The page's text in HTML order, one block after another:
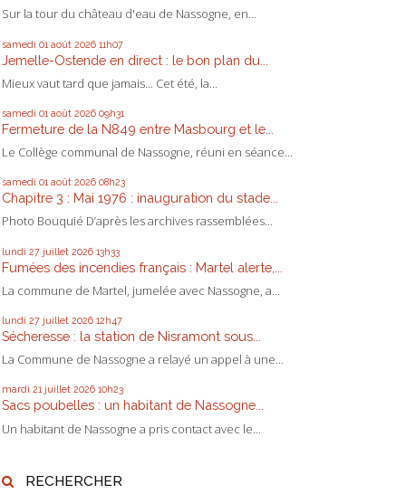
Sur la tour du château d'eau de Nassogne, en...
samedi 01 août 2026 11h07
Jemelle-Ostende en direct : le bon plan du...
Mieux vaut tard que jamais... Cet été, la...
samedi 01 août 2026 09h31
Fermeture de la N849 entre Masbourg et le...
Le Collège communal de Nassogne, réuni en séance...
samedi 01 août 2026 08h23
Chapitre 3 : Mai 1976 : inauguration du stade...
Photo Bouquié D’après les archives rassemblées...
lundi 27 juillet 2026 13h33
Fumées des incendies français : Martel alerte,...
La commune de Martel, jumelée avec Nassogne, a...
lundi 27 juillet 2026 12h47
Sécheresse : la station de Nisramont sous...
La Commune de Nassogne a relayé un appel à une...
mardi 21 juillet 2026 10h23
Sacs poubelles : un habitant de Nassogne...
Un habitant de Nassogne a pris contact avec le...
RECHERCHER